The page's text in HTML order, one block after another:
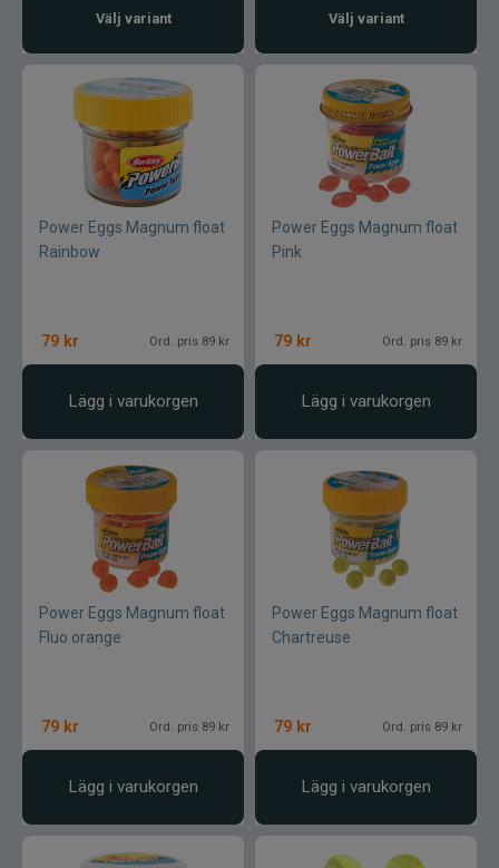
Vicke
Viking herring
Vision
VMC
Watersnake
Westin
Wiggler
Wolfcreek Lures
Xet
Yum
Zalt
Välj variant Välj variant
Power Eggs Magnum float
Rainbow
79 kr Ord. pris 89 kr
Lägg i varukorgen
Power Eggs Magnum float
Pink
79 kr Ord. pris 89 kr
Lägg i varukorgen
Power Eggs Magnum float
Fluo orange
79 kr Ord. pris 89 kr
Lägg i varukorgen
Power Eggs Magnum float
Chartreuse
79 kr Ord. pris 89 kr
Lägg i varukorgen